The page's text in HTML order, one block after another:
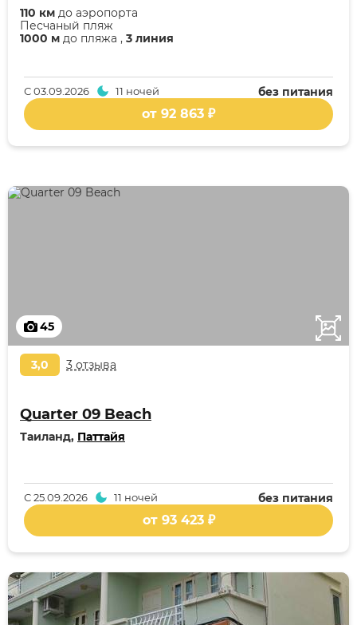
1000 м до пляжа , 3 линия
Песчаный пляж
110 км до аэропорта
без питания
С03.09.2026 11 ночей
от 92 863 ₽
45
3,0 3 отзыва
Quarter 09 Beach
Таиланд, Паттайя
без питания
С25.09.2026 11 ночей
от 93 423 ₽